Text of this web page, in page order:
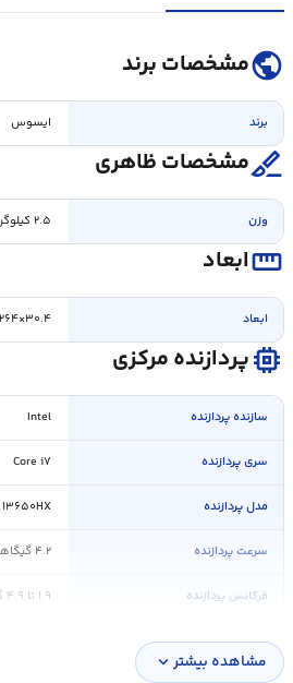
publicمشخصات برند
برند ایسوس
surgicalمشخصات ظاهری
وزن ۲.۵ کیلوگرم
straightenابعاد
ابعاد ۳۰.۴×۲۶۴×۳۵۴ میلی‌متر
memoryپردازنده مرکزی
سازنده پردازنده Intel
سری پردازنده Core i۷
مدل پردازنده ۱۳۶۵۰HX
سرعت پردازنده ۴.۲ گیگاهرتز و بیشتر
فرکانس پردازنده ۱.۹ تا ۴.۹ گیگاهرتز
حافظه Cache
مشاهده بیشترexpand_more